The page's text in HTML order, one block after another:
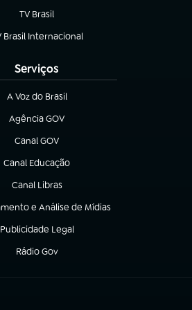
TV Brasil
(abre em nova aba)
Brasil Internacional
em nova aba)
Serviços
A Voz do Brasil
(abre em nova aba)
Agência GOV
(abre em nova aba)
Canal GOV
(abre em nova aba)
Canal Educação
(abre em nova aba)
Canal Libras
(abre em nova aba)
e Análise de Mídias
aba)
Publicidade Legal
(abre em nova aba)
Rádio Gov
(abre em nova aba)